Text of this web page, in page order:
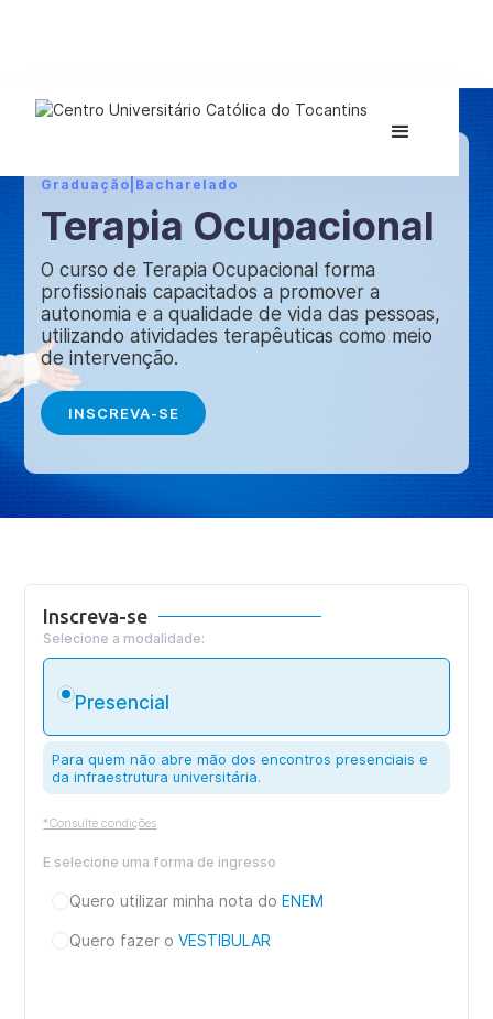
Graduação Bacharelado
Terapia Ocupacional
O curso de Terapia Ocupacional forma
profissionais capacitados a promover a
autonomia e a qualidade de vida das pessoas,
utilizando atividades terapêuticas como meio
de intervenção.
INSCREVA-SE
Inscreva-se
Selecione a modalidade:
Presencial
Para quem não abre mão dos encontros presenciais e
da infraestrutura universitária.
*Consulte condições
E selecione uma forma de ingresso
Quero utilizar minha nota doENEM
Quero fazer oVESTIBULAR